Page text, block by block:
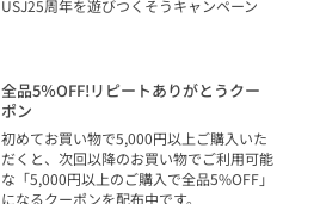
USJ25周年を遊びつくそうキャンペーン
全品5％OFF!リピートありがとうクー
ポン
初めてお買い物で5,000円以上ご購入いた
だくと、次回以降のお買い物でご利用可能
な「5,000円以上のご購入で全品5%OFF」
になるクーポンを配布中です。